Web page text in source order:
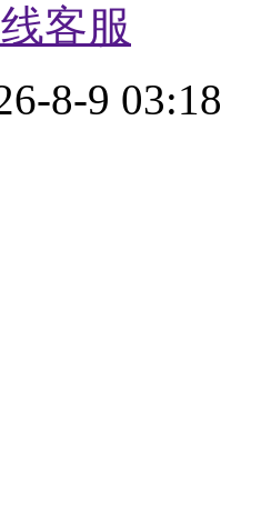
客服
8-9 03:18